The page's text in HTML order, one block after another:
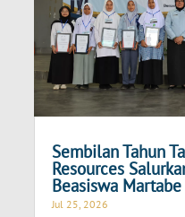
Sembilan Tahun
Resources
Beasiswa
Jul 25, 2026